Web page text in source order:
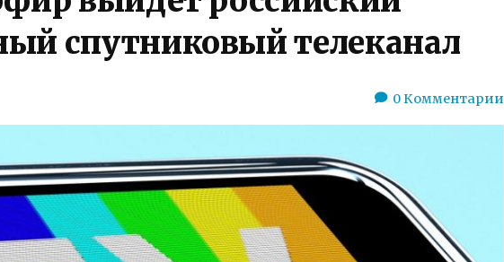
спутниковый телеканал
0Комментарии